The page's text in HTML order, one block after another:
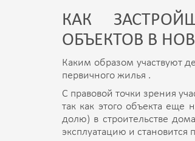
КАК
ОБЪЕКТОВ В
Каким образом участвуют
первичного жилья .
С правовой точки зрения
так как этого объекта еще
долю) в строительстве
эксплуатацию и